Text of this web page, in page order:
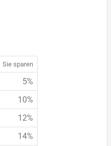
Sie sparen
5%
10%
12%
14%